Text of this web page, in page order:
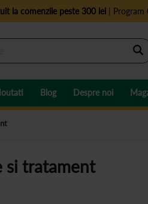
la comenzile peste 300 lei| Program
Blog Despre noi
si tratament